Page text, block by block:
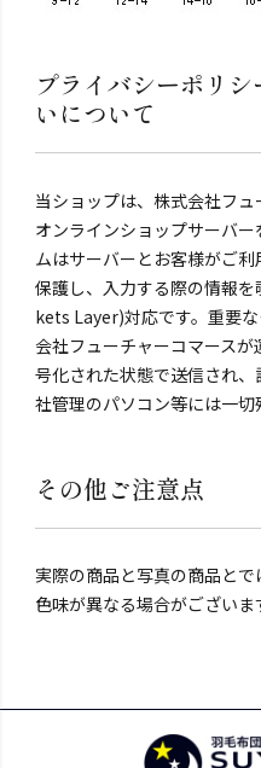
プライバシーポリ
いについて
当ショップは、株式会社フ
オンラインショップサーバ
ムはサーバーとお客様がご
保護し、入力する際の情報
kets Layer)対応です。重要
会社フューチャーコマース
号化された状態で送信され
社管理のパソコン等には一切
その他ご注意点
実際の商品と写真の商品と
色味が異なる場合がございま